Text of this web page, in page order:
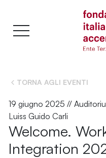
TORNA AGLI EVENTI
19 giugno 2025 //
Luiss Guido Carli
Welcome.
Integration